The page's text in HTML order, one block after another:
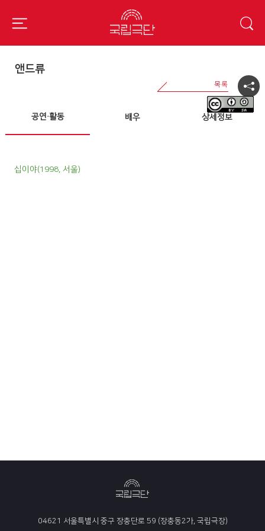
앤드류
공연·활동 배우 상세정보
십이야(1998, 서울)
04621 서울특별시 중구 장충단로 59 (장충동2가, 국립극장)